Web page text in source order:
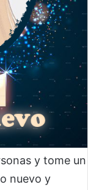
y tome un
nuevo y